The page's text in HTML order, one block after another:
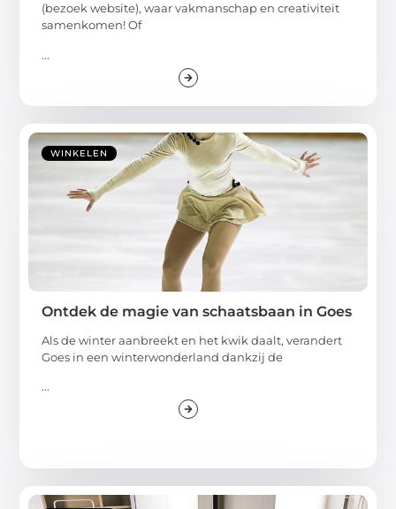
(bezoek website), waar vakmanschap en creativiteit
samenkomen! Of
...
WINKELEN
Ontdek de magie van schaatsbaan in Goes
Als de winter aanbreekt en het kwik daalt, verandert
Goes in een winterwonderland dankzij de
...